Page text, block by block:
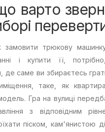
варто
трюкову
і купити її,
де саме ви збираєтесь
таке, як
Гра на вулиці
з відповідним
піском, кам'янистою